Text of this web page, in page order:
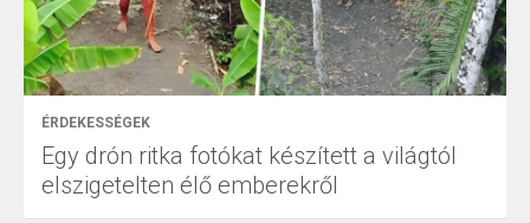
ÉRDEKESSÉGEK
Egy drón ritka fotókat készített a világtól
elszigetelten élő emberekről